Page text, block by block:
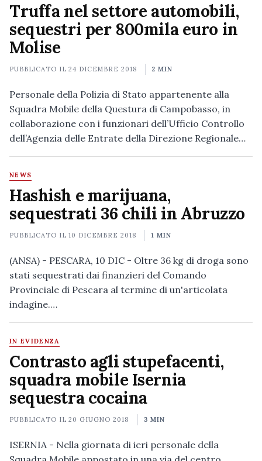
Truffa nel settore automobili,
sequestri per 800mila euro in
Molise
PUBBLICATO IL24 DICEMBRE 2018 2 MIN
Personale della Polizia di Stato appartenente alla
Squadra Mobile della Questura di Campobasso, in
collaborazione con i funzionari dell’Ufficio Controllo
dell’Agenzia delle Entrate della Direzione Regionale…
NEWS
Hashish e marijuana,
sequestrati 36 chili in Abruzzo
PUBBLICATO IL10 DICEMBRE 2018 1 MIN
(ANSA) - PESCARA, 10 DIC - Oltre 36 kg di droga sono
stati sequestrati dai finanzieri del Comando
Provinciale di Pescara al termine di un'articolata
indagine.…
IN EVIDENZA
Contrasto agli stupefacenti,
squadra mobile Isernia
sequestra cocaina
PUBBLICATO IL20 GIUGNO 2018 3 MIN
ISERNIA - Nella giornata di ieri personale della